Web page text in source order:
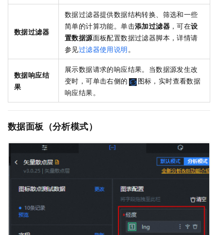
数据过滤器
数据过滤器提供数据结构转换、筛选和一些
简单的计算功能。单击添加过滤器 ，可在设
置数据源面板配置数据过滤器脚本，详情请
参见过滤器使用说明。
数据响应结
果
展示数据请求的响应结果。当数据源发生改
变时，可单击右侧的
图标，实时查看数据
响应结果。
数据面板（分析模式）